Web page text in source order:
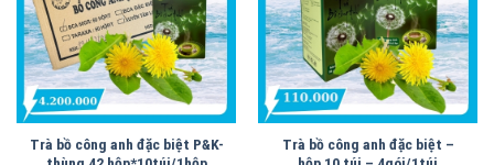
Trà bồ công anh đặc biệt P&K-
Trà bồ công anh đặc biệt –